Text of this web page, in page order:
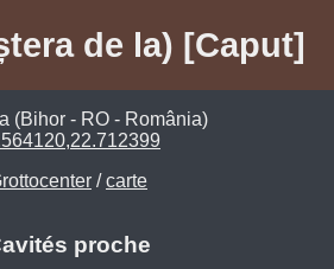
de la) [Caput]
(Bihor - RO - România)
/carte
proche